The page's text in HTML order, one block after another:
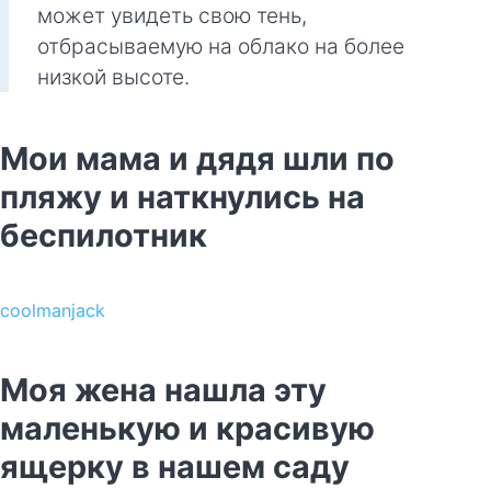
может увидеть свою тень,
отбрасываемую на облако на более
низкой высоте.
Мои мама и дядя шли по
пляжу и наткнулись на
беспилотник
coolmanjack
Моя жена нашла эту
маленькую и красивую
ящерку в нашем саду